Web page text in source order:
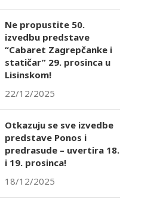
Ne propustite 50.
izvedbu predstave
“Cabaret Zagrepčanke i
statičar” 29. prosinca u
Lisinskom!
22/12/2025
Otkazuju se sve izvedbe
predstave Ponos i
predrasude – uvertira 18.
i 19. prosinca!
18/12/2025